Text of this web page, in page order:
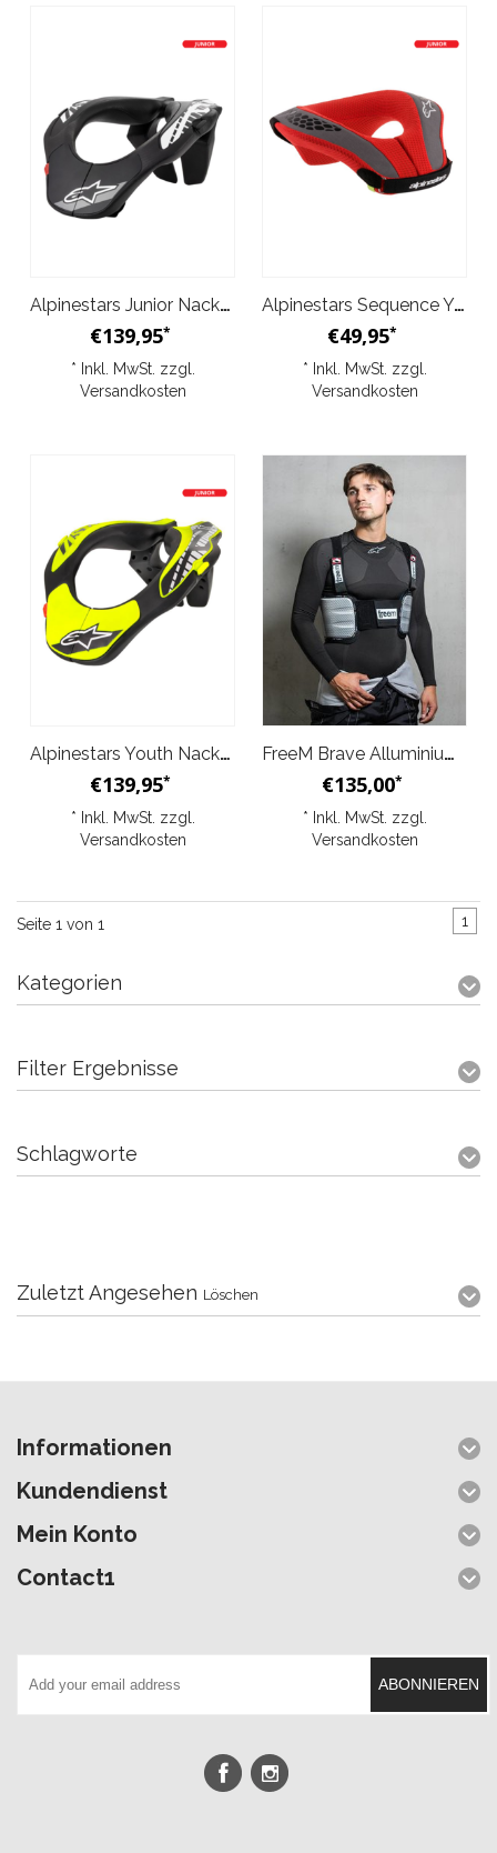
Alpinestars Junior Nackenschutz Schwarz
€139,95*
* Inkl. MwSt. zzgl.
Versandkosten
Alpinestars Sequence Youth Nackenrolle Schwarz Rot
€49,95*
* Inkl. MwSt. zzgl.
Versandkosten
Alpinestars Youth Nackenschutz
€139,95*
* Inkl. MwSt. zzgl.
Versandkosten
FreeM Brave Alluminium Flash
€135,00*
* Inkl. MwSt. zzgl.
Versandkosten
Seite 1 von 1 1
Kategorien
Filter Ergebnisse
Schlagworte
Zuletzt Angesehen Löschen
Informationen
Kundendienst
Mein Konto
Contact1
ABONNIEREN